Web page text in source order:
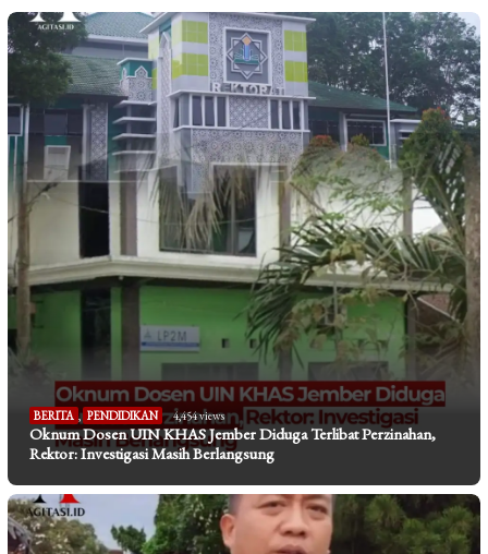
BERITA , PENDIDIKAN 4,454 views
Oknum Dosen UIN KHAS Jember Diduga Terlibat Perzinahan,
Rektor: Investigasi Masih Berlangsung